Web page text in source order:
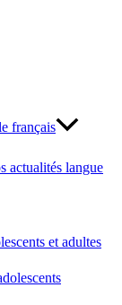
français
actualités langue
et adultes